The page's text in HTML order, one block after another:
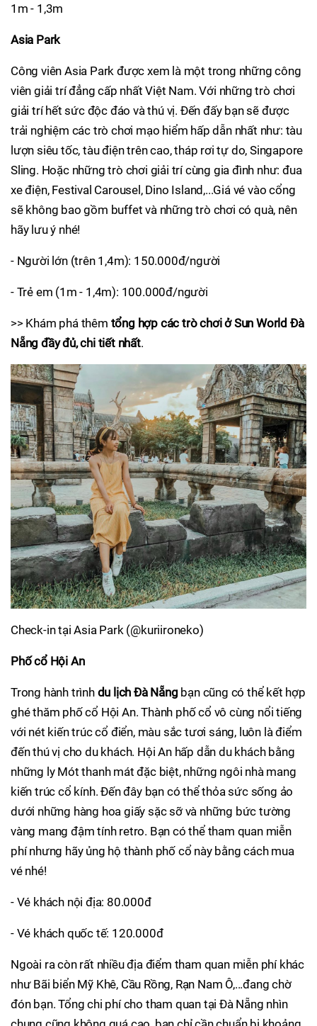
1m - 1,3m
Asia Park
Công viên Asia Park được xem là một trong những công
viên giải trí đẳng cấp nhất Việt Nam. Với những trò chơi
giải trí hết sức độc đáo và thú vị. Đến đấy bạn sẽ được
trải nghiệm các trò chơi mạo hiểm hấp dẫn nhất như: tàu
lượn siêu tốc, tàu điện trên cao, tháp rơi tự do, Singapore
Sling. Hoặc những trò chơi giải trí cùng gia đình như: đua
xe điện, Festival Carousel, Dino Island,...Giá vé vào cổng
sẽ không bao gồm buffet và những trò chơi có quà, nên
hãy lưu ý nhé!
- Người lớn (trên 1,4m): 150.000đ/người
- Trẻ em (1m - 1,4m): 100.000đ/người
>> Khám phá thêm tổng hợp các trò chơi ở Sun World Đà
Nẵng đầy đủ, chi tiết nhất.
Check-in tại Asia Park (@kuriironeko)
Phố cổ Hội An
Trong hành trình du lịch Đà Nẵng bạn cũng có thể kết hợp
ghé thăm phố cổ Hội An. Thành phố cổ vô cùng nổi tiếng
với nét kiến trúc cổ điển, màu sắc tươi sáng, luôn là điểm
đến thú vị cho du khách. Hội An hấp dẫn du khách bằng
những ly Mót thanh mát đặc biệt, những ngôi nhà mang
kiến trúc cổ kính. Đến đây bạn có thể thỏa sức sống ảo
dưới những hàng hoa giấy sặc sỡ và những bức tường
vàng mang đậm tính retro. Bạn có thể tham quan miễn
phí nhưng hãy ủng hộ thành phố cổ này bằng cách mua
vé nhé!
- Vé khách nội địa: 80.000đ
- Vé khách quốc tế: 120.000đ
Ngoài ra còn rất nhiều địa điểm tham quan miễn phí khác
như Bãi biển Mỹ Khê, Cầu Rồng, Rạn Nam Ô,...đang chờ
đón bạn. Tổng chi phí cho tham quan tại Đà Nẵng nhìn